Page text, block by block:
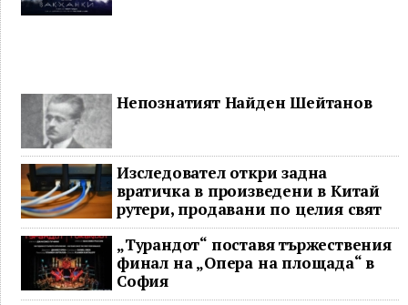
Непознатият Найден Шейтанов
Изследовател откри задна
вратичка в произведени в Китай
рутери, продавани по целия свят
„Турандот“ поставя тържествения
финал на „Опера на площада“ в
София